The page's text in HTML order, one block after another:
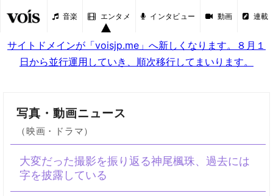
音楽 エンタメ インタビュー 動画 連載
サイトドメインが「voisjp.me」へ新しくなります。８月１
日から並行運用していき、順次移行してまいります。
写真・動画ニュース
（映画・ドラマ）
大変だった撮影を振り返る神尾楓珠、過去には
字を披露している